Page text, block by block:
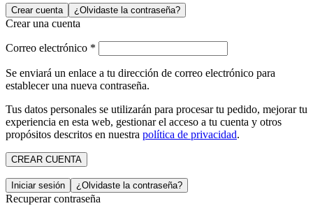
Crear cuenta ¿Olvidaste la contraseña?
Crear una cuenta
Correo electrónico *
Se enviará un enlace a tu dirección de correo electrónico para
establecer una nueva contraseña.
Tus datos personales se utilizarán para procesar tu pedido, mejorar tu
experiencia en esta web, gestionar el acceso a tu cuenta y otros
propósitos descritos en nuestra política de privacidad.
CREAR CUENTA
Iniciar sesión ¿Olvidaste la contraseña?
Recuperar contraseña